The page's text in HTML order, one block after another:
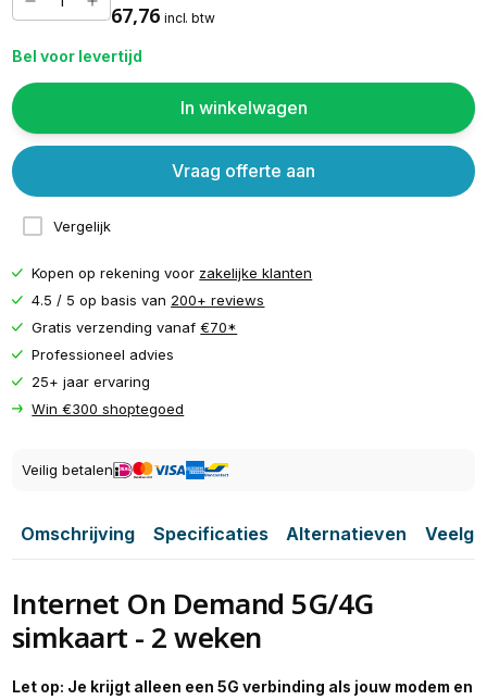
67,76 incl. btw
Bel voor levertijd
In winkelwagen
Vergelijk
Vraag offerte aan
Kopen op rekening voor zakelijke klanten
4.5 / 5 op basis van 200+ reviews
Gratis verzending vanaf€70*
Professioneel advies
25+ jaar ervaring
Win €300 shoptegoed
Veilig betalen
Omschrijving Specificaties Alternatieven
Internet On Demand 5G/4G
simkaart - 2 weken
Let op: Je krijgt alleen een 5G verbinding als jouw modem en